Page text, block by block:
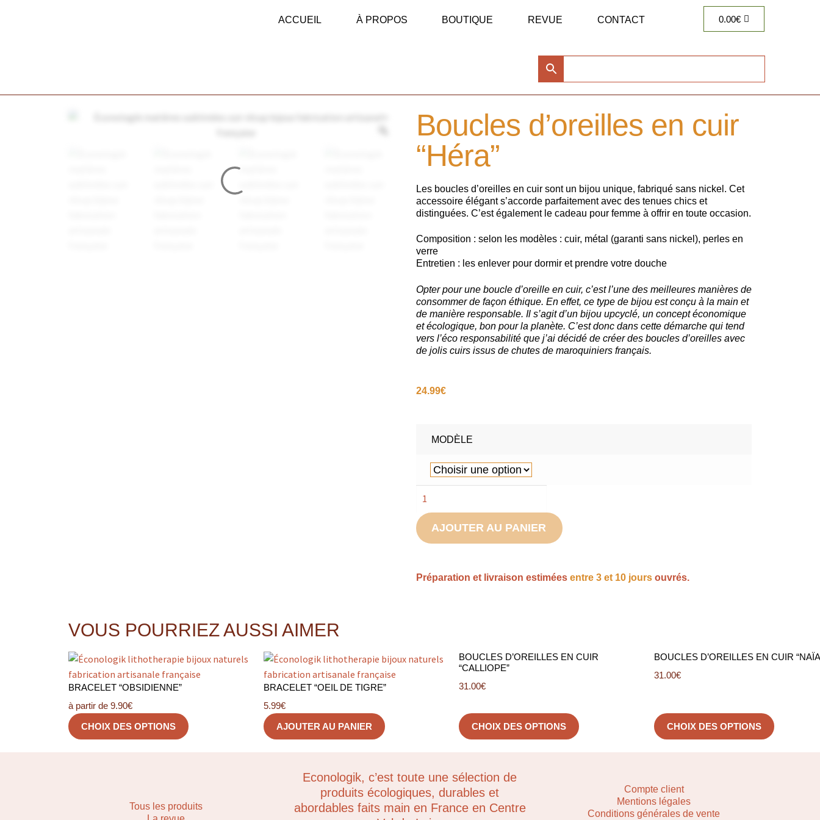
ACCUEIL À PROPOS BOUTIQUE REVUE CONTACT 0.00€
Boucles d’oreilles en cuir
“Héra”
Les boucles d’oreilles en cuir sont un bijou unique, fabriqué sans nickel. Cet
accessoire élégant s’accorde parfaitement avec des tenues chics et
distinguées. C’est également le cadeau pour femme à offrir en toute occasion.
Composition : selon les modèles : cuir, métal (garanti sans nickel), perles en
verre
Entretien : les enlever pour dormir et prendre votre douche
Opter pour une boucle d’oreille en cuir, c’est l’une des meilleures manières de
consommer de façon éthique. En effet, ce type de bijou est conçu à la main et
de manière responsable. Il s’agit d’un bijou upcyclé, un concept économique
et écologique, bon pour la planète. C’est donc dans cette démarche qui tend
vers l’éco responsabilité que j’ai décidé de créer des boucles d’oreilles avec
de jolis cuirs issus de chutes de maroquiniers français.
24.99€
MODÈLE
AJOUTER AU PANIER
Préparation et livraison estimées entre 3 et 10 jours ouvrés.
VOUS POURRIEZ AUSSI AIMER
BRACELET “OBSIDIENNE”
à partir de 9.90€
CHOIX DES OPTIONS
BRACELET “OEIL DE TIGRE”
5.99€
AJOUTER AU PANIER
BOUCLES D’OREILLES EN CUIR
“CALLIOPE”
31.00€
CHOIX DES OPTIONS
BOUCLES D’OREILLES EN CUIR
31.00€
CHOIX DES OPTIONS
Tous les produits
Econologik, c’est toute une sélection de
produits écologiques, durables et
abordables faits main en France en Centre
Compte client
Mentions légales
Conditions générales de vente